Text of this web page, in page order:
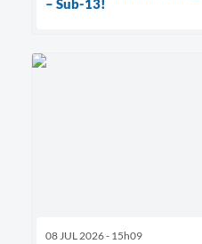
– Sub-13!
08 JUL 2026 - 15h09